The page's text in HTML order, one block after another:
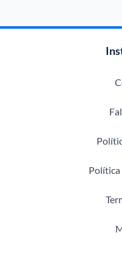
Política